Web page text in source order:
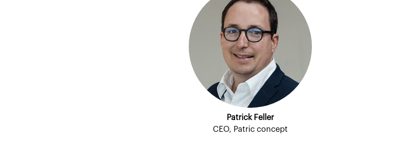
Patrick Feller
CEO, Patric concept